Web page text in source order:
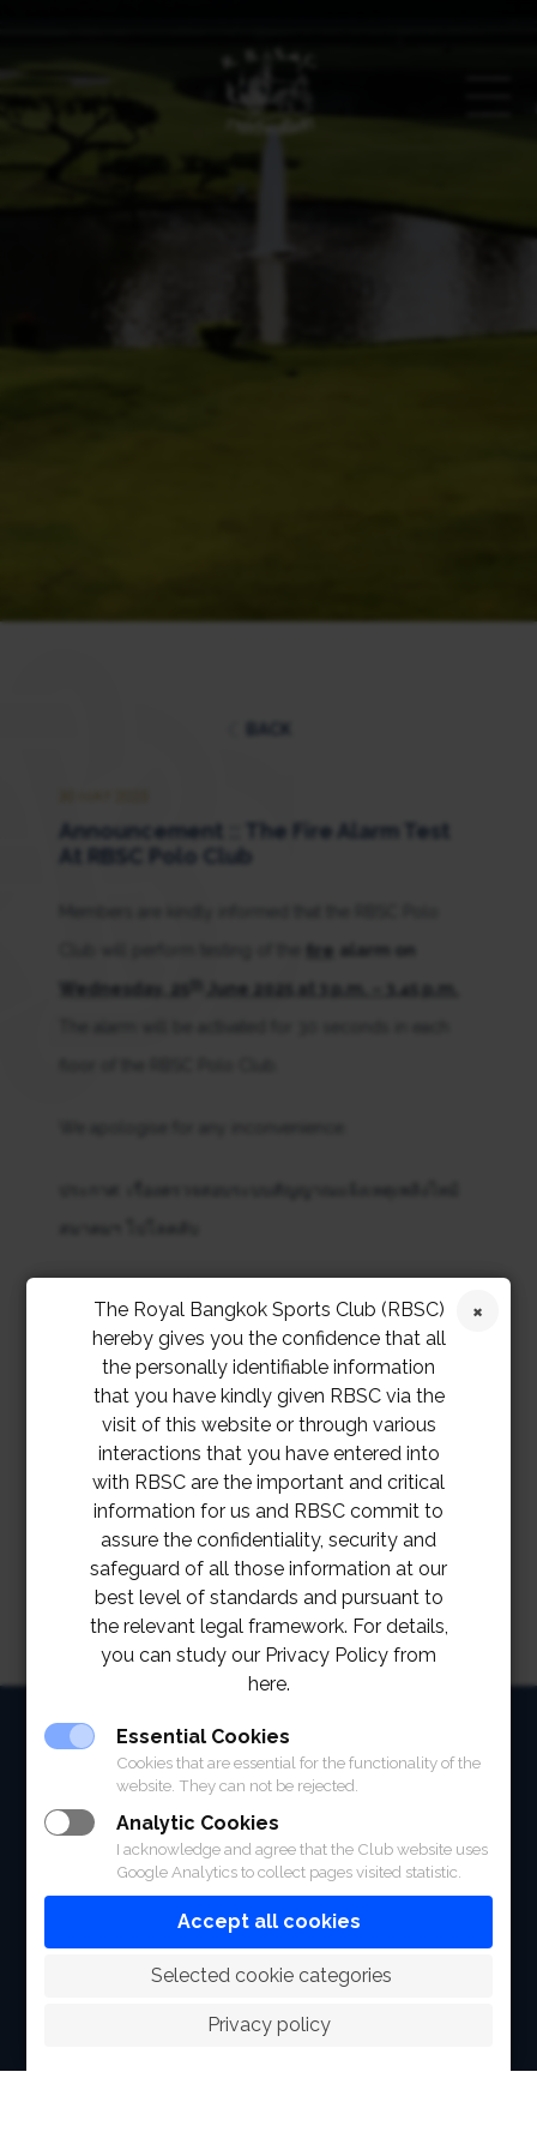
Announcement :: The Fire Alarm Test
At RBSC Polo Club
fire
alarm on
Wednesday, 25
June 2025 at 3 p.m. – 3.45 p.m.
ทำการตรวจสอบระบบสัญญาณแจ้งเหตุเพลิงไหม้ ในวันพุธ
ที่ 25 มิถุนายน 2568 เวลา15.00 น. – 15.45 น.ซึ่งจะมี
เสียงสัญญาณแจ้งเหตุเพลิงไหม้ดังขึ้นนานประมาณ 30
วินาที ในแต่ละชั้นของสมาคมฯ โปโลคลับ
สมาคมฯ ขออภัยในความไม่สะดวกมา ณ ที่นี้
ABOUT
FACILITIES
SPORTS
RACING
POLO CLUB
NEWS & EVENTS
The Royal Bangkok Sports Club (RBSC)
hereby gives you the confidence that all
the personally identifiable information
that you have kindly given RBSC via the
visit of this website or through various
interactions that you have entered into
with RBSC are the important and critical
information for us and RBSC commit to
assure the confidentiality, security and
safeguard of all those information at our
best level of standards and pursuant to
the relevant legal framework. For details,
you can study our Privacy Policy from
here.
Essential Cookies
Cookies that are essential for the functionality of the
website. They can not be rejected.
Analytic Cookies
I acknowledge and agree that the Club website uses
Google Analytics to collect pages visited statistic.
Accept all cookies
Selected cookie categories
Privacy policy